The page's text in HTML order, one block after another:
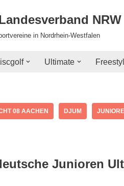
NRW
in Nordrhein-Westfalen
Ultimate
08 AACHEN DJUM
Junioren